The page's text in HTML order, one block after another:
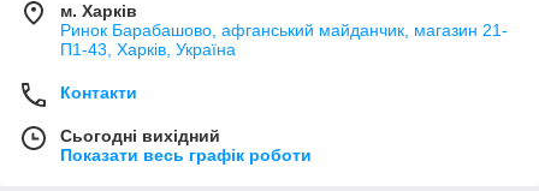
м. Харків
Ринок Барабашово, афганський майданчик, магазин 21-
П1-43, Харків, Україна
Контакти
Сьогодні вихідний
Показати весь графік роботи